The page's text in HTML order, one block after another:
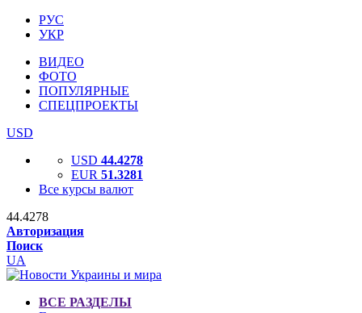
РУС
УКР
ВИДЕО
ФОТО
ПОПУЛЯРНЫЕ
СПЕЦПРОЕКТЫ
USD
USD 44.4278
EUR 51.3281
Все курсы валют
44.4278
Авторизация
Поиск
UA
ВСЕ РАЗДЕЛЫ